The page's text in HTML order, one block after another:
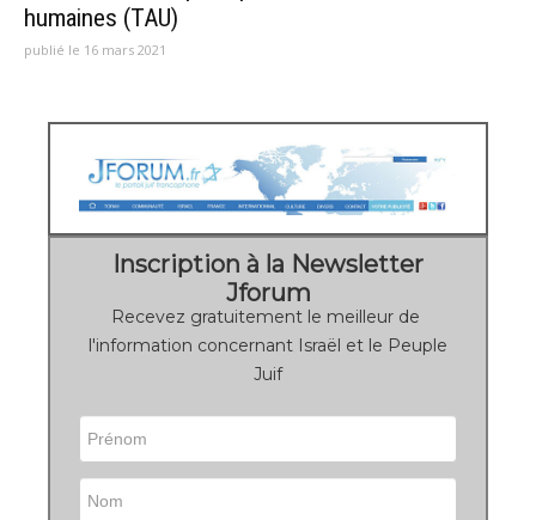
humaines (TAU)
publié le 16 mars 2021
Inscription à la Newsletter
Jforum
Recevez gratuitement le meilleur de
l'information concernant Israël et le Peuple
Juif